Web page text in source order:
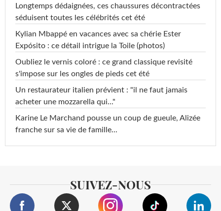
Longtemps dédaignées, ces chaussures décontractées
séduisent toutes les célébrités cet été
Kylian Mbappé en vacances avec sa chérie Ester
Expósito : ce détail intrigue la Toile (photos)
Oubliez le vernis coloré : ce grand classique revisité
s'impose sur les ongles de pieds cet été
Un restaurateur italien prévient : "il ne faut jamais
acheter une mozzarella qui..."
Karine Le Marchand pousse un coup de gueule, Alizée
franche sur sa vie de famille...
SUIVEZ-NOUS